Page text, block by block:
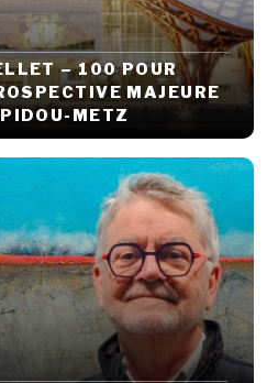
– 100 POUR
MAJEURE
METZ